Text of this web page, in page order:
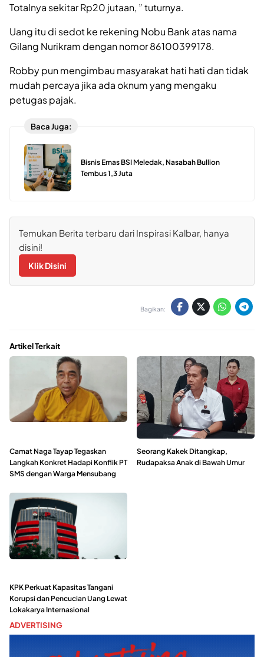
Totalnya sekitar Rp20 jutaan, ” tuturnya.
Uang itu di sedot ke rekening Nobu Bank atas nama
Gilang Nurikram dengan nomor 86100399178.
Robby pun mengimbau masyarakat hati hati dan tidak
mudah percaya jika ada oknum yang mengaku
petugas pajak.
Baca Juga:
Bisnis Emas BSI Meledak, Nasabah Bullion
Tembus 1,3 Juta
Temukan Berita terbaru dari Inspirasi Kalbar, hanya
disini!
Klik Disini
Bagikan:
Artikel Terkait
Camat Naga Tayap Tegaskan
Langkah Konkret Hadapi Konflik PT
SMS dengan Warga Mensubang
Seorang Kakek Ditangkap,
Rudapaksa Anak di Bawah Umur
KPK Perkuat Kapasitas Tangani
Korupsi dan Pencucian Uang Lewat
Lokakarya Internasional
ADVERTISING